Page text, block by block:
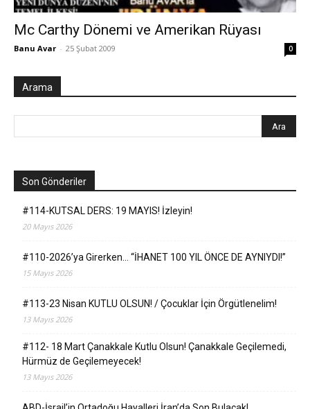
Mc Carthy Dönemi ve Amerikan Rüyası
Banu Avar - 25 Şubat 2009 0
Arama
Son Gönderiler
#114-KUTSAL DERS: 19 MAYIS! İzleyin!
20 Mayıs 2026
#110-2026’ya Girerken… “İHANET 100 YIL ÖNCE DE AYNIYDI!”
15 Mayıs 2026
#113-23 Nisan KUTLU OLSUN! / Çocuklar İçin Örgütlenelim!
13 Mayıs 2026
#112- 18 Mart Çanakkale Kutlu Olsun! Çanakkale Geçilemedi,
Hürmüz de Geçilemeyecek!
13 Mayıs 2026